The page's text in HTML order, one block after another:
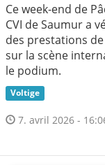
Ce week-end de
CVI de Saumur a
des prestations
sur la scène
le podium.
Voltige
7. avril 2026 -